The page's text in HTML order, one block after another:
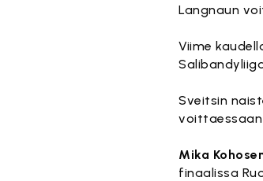
Langnaun
Viime
Sveitsin
voittaessaan
Mika
finaalissa